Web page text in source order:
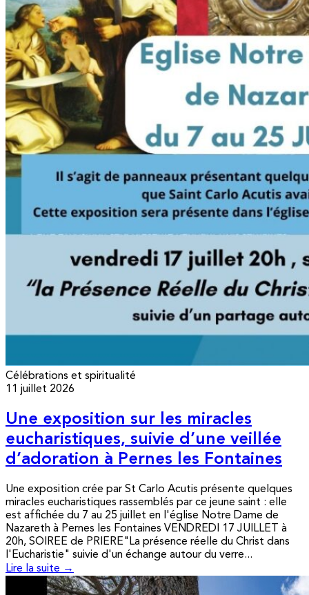
Célébrations et spiritualité
11 juillet 2026
Une exposition sur les miracles
eucharistiques, suivie d’une veillée
d’adoration à Pernes les Fontaines
Une exposition crée par St Carlo Acutis présente quelques
miracles eucharistiques rassemblés par ce jeune saint : elle
est affichée du 7 au 25 juillet en l'église Notre Dame de
Nazareth à Pernes les Fontaines VENDREDI 17 JUILLET à
20h, SOIREE de PRIERE"La présence réelle du Christ dans
l'Eucharistie" suivie d'un échange autour du verre...
Lire la suite →